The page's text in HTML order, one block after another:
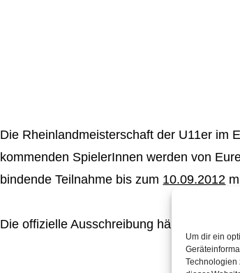
Um dir ein
Technologien
Die Rheinlandmeisterschaft der U11er im
kommenden SpielerInnen werden von
bindende Teilnahme bis zum 10.09.2012
Die offizielle Ausschreibung hängt in der